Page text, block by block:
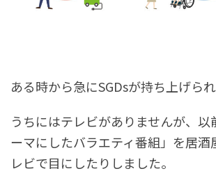
ある時から急にSGDsが持ち上げら
うちにはテレビがありませんが、以
ーマにしたバラエティ番組」を居酒
レビで目にしたりしました。